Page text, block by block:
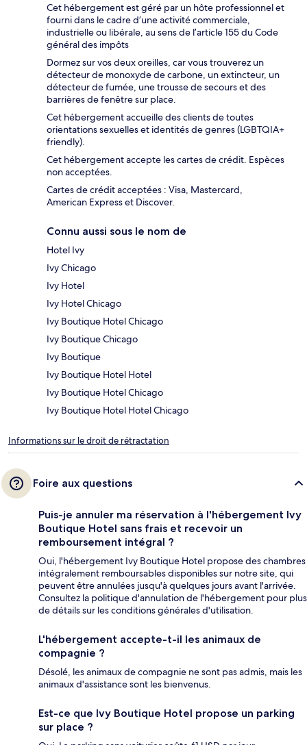
Cet hébergement est géré par un hôte professionnel et
fourni dans le cadre d’une activité commerciale,
industrielle ou libérale, au sens de l’article 155 du Code
général des impôts
Dormez sur vos deux oreilles, car vous trouverez un
détecteur de monoxyde de carbone, un extincteur, un
détecteur de fumée, une trousse de secours et des
barrières de fenêtre sur place.
Cet hébergement accueille des clients de toutes
orientations sexuelles et identités de genres (LGBTQIA+
friendly).
Cet hébergement accepte les cartes de crédit. Espèces
non acceptées.
Cartes de crédit acceptées : Visa, Mastercard,
American Express et Discover.
Connu aussi sous le nom de
Hotel Ivy
Ivy Chicago
Ivy Hotel
Ivy Hotel Chicago
Ivy Boutique Hotel Chicago
Ivy Boutique Chicago
Ivy Boutique
Ivy Boutique Hotel Hotel
Ivy Boutique Hotel Chicago
Ivy Boutique Hotel Hotel Chicago
Informations sur le droit de rétractation
Foire aux questions
Puis-je annuler ma réservation à l'hébergement Ivy
Boutique Hotel sans frais et recevoir un
remboursement intégral ?
Oui, l'hébergement Ivy Boutique Hotel propose des chambres
intégralement remboursables disponibles sur notre site, qui
peuvent être annulées jusqu'à quelques jours avant l'arrivée.
Consultez la politique d'annulation de l'hébergement pour plus
de détails sur les conditions générales d'utilisation.
L'hébergement accepte-t-il les animaux de
compagnie ?
Désolé, les animaux de compagnie ne sont pas admis, mais les
animaux d'assistance sont les bienvenus.
Est-ce que Ivy Boutique Hotel propose un parking
sur place ?